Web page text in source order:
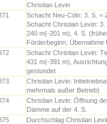
Christian Levin
Schacht Neu-Cöln: 3. S. =
Schacht Christian Levin:
240 m(-201 m), 4. S.
Förderbeginn; Übernahme
Schacht Christian Levin:
431 m(-391 m),
gestundet
Christian Levin:
mehrmals außer Betrieb)
Christian Levin: Öffnung
Dämme auf der 4. S.
Durchschlag Christian